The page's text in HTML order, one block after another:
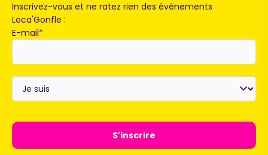
Inscrivez-vous et ne ratez rien des événements
Loca'Gonfle :
E-mail*
Je
suis*